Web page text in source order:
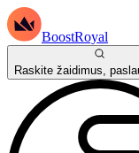
BoostRoyal
Raskite žaidimus,